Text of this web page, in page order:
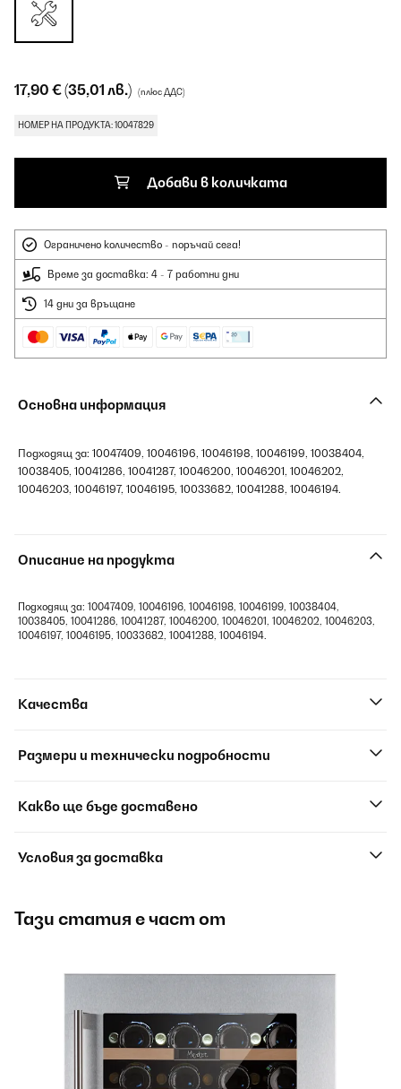
17,90 €(35,01 лв.) (плюс ДДС)
НОМЕР НА ПРОДУКТА: 10047829
Добави в количката
Ограничено количество - поръчай сега!
Време за доставка: 4 - 7 работни дни
14 дни за връщане
Основна информация
Подходящ за: 10047409, 10046196, 10046198, 10046199, 10038404,
10038405, 10041286, 10041287, 10046200, 10046201, 10046202,
10046203, 10046197, 10046195, 10033682, 10041288, 10046194.
Описание на продукта
Подходящ за: 10047409, 10046196, 10046198, 10046199, 10038404,
10038405, 10041286, 10041287, 10046200, 10046201, 10046202, 10046203,
10046197, 10046195, 10033682, 10041288, 10046194.
Качества
Размери и технически подробности
Какво ще бъде доставено
Условия за доставка
Тази статия е част от